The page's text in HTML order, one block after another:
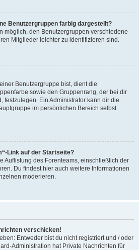
Benutzergruppen farbig dargestellt?
möglich, den Benutzergruppen verschiedene
Mitglieder leichter zu identifizieren sind.
Benutzergruppe bist, dient die
sowie den Gruppenrang, der bei dir
festzulegen. Ein Administrator kann dir die
im persönlichen Bereich selbst
Link auf der Startseite?
Auflistung des Forenteams, einschließlich der
Du findest hier auch weitere Informationen
moderieren.
verschicken!
Entweder bist du nicht registriert und / oder
Administration hat Private Nachrichten für